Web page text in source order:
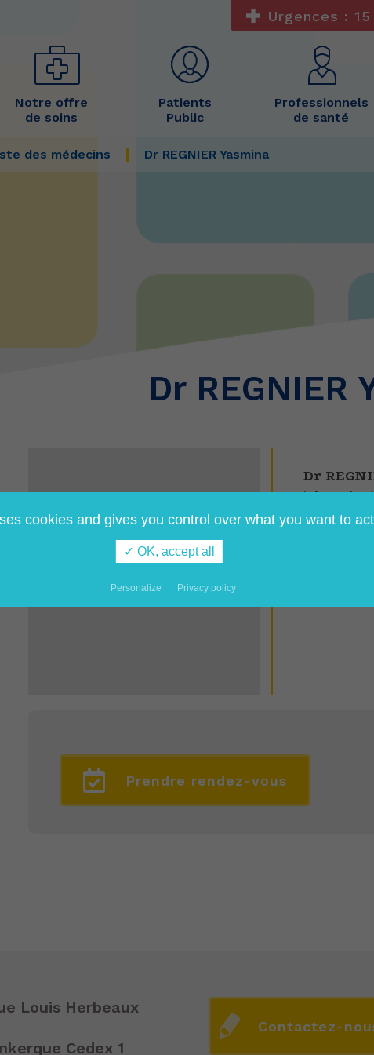
Urgences : 15
Notre offre
de soins
Patients
Public
Professionnels
de santé
des médecins Dr REGNIER Yasmina
Dr REGNIER
Dr
Information
Prendre rendez-vous
Louis Herbeaux
Cedex 1
Contactez-
cookies and gives you control over what you want to
✓ OK, accept all
Personalize Privacy policy